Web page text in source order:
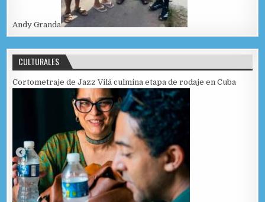
Andy Granda
CULTURALES
Cortometraje de Jazz Vilá culmina etapa de rodaje en Cuba